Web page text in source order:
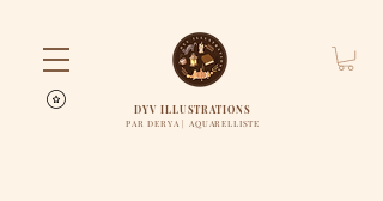
DYV ILLUSTRATIONS
PAR DERYA | AQUARELLISTE